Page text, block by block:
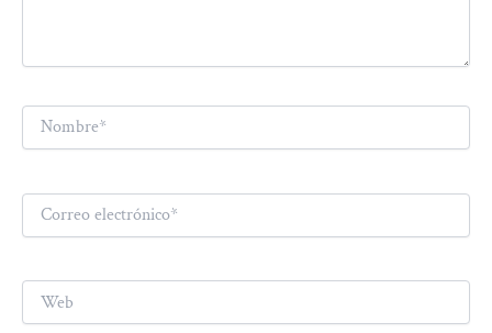
Nombre*
Correo
electrónico*